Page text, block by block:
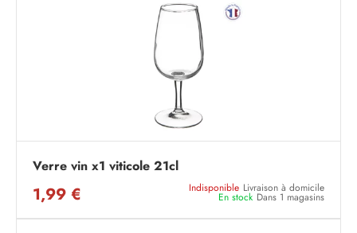
Verre vin x1 viticole 21cl
1,99 € Indisponible Livraison à domicile
En stock Dans 1 magasins